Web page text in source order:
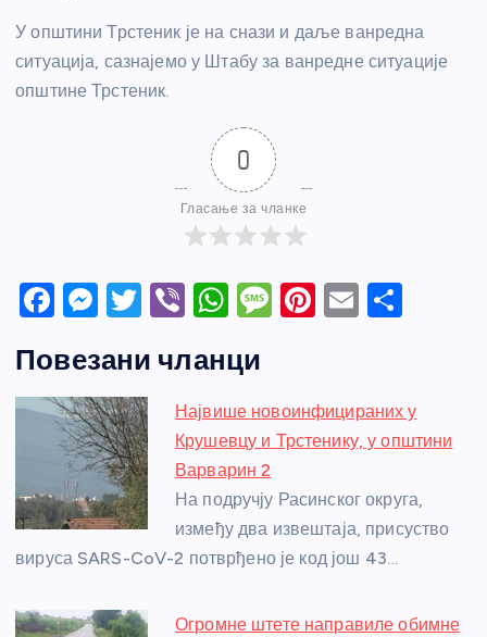
У општини Трстеник је на снази и даље ванредна
ситуација, сазнајемо у Штабу за ванредне ситуације
општине Трстеник.
0
Гласање за чланке
F
c
e
b
o
o
k
M
ss
e
n
g
er
T
itt
er
Vi
er
W
at
s
A
p
p
M
a
g
Pi
e
st
E
e
Повезани чланци
Највише новоинфицираних у
Крушевцу и Трстенику, у општини
Варварин 2
На подручју Расинског округа,
између два извештаја, присуство
вируса SARS-CoV-2 потврђено је код још 43…
Огромне штете направиле обимне